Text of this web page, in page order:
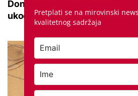
Donosimo savjete za lakši
ukočenostiPretplati se na mirovinski
kvalitetnog sadržaja